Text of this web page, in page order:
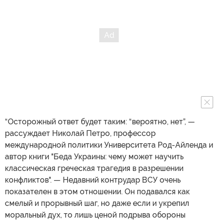
“Осторожный ответ будет таким: “вероятно, нет”, —
рассуждает Николай Петро, профессор
международной политики Университета Род-Айленда и
автор книги "Беда Украины: чему может научить
классическая греческая трагедия в разрешении
конфликтов". — Недавний контрудар ВСУ очень
показателен в этом отношении. Он подавался как
смелый и прорывный шаг, но даже если и укрепил
моральный дух, то лишь ценой подрыва обороны